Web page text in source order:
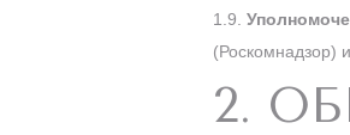
1.9.
(Роскомнадзор)
2.